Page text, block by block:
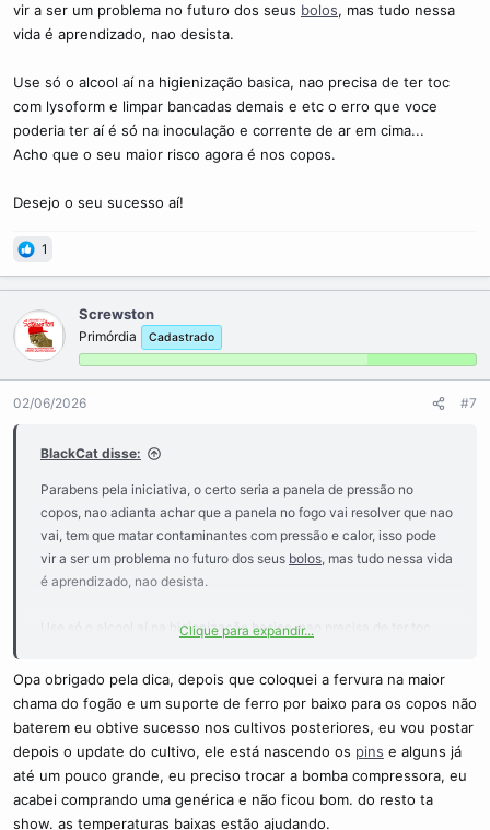
vir a ser um problema no futuro dos seus bolos, mas tudo nessa
vida é aprendizado, nao desista.
Use só o alcool aí na higienização basica, nao precisa de ter toc
com lysoform e limpar bancadas demais e etc o erro que voce
poderia ter aí é só na inoculação e corrente de ar em cima...
Acho que o seu maior risco agora é nos copos.
Desejo o seu sucesso aí!
1
Screwston
Primórdia Cadastrado
02/06/2026 #7
BlackCat disse:
Parabens pela iniciativa, o certo seria a panela de pressão no
copos, nao adianta achar que a panela no fogo vai resolver que nao
vai, tem que matar contaminantes com pressão e calor, isso pode
vir a ser um problema no futuro dos seus bolos, mas tudo nessa vida
é aprendizado, nao desista.
Use só o alcool aí na higienização basica, nao precisa de ter toc
poderia ter aí é só na inoculação e corrente de ar em cima...
Acho que o seu maior risco agora é nos copos.
Desejo o seu sucesso aí!
Clique para expandir...
Opa obrigado pela dica, depois que coloquei a fervura na maior
chama do fogão e um suporte de ferro por baixo para os copos não
baterem eu obtive sucesso nos cultivos posteriores, eu vou postar
depois o update do cultivo, ele está nascendo os pins e alguns já
até um pouco grande, eu preciso trocar a bomba compressora, eu
acabei comprando uma genérica e não ficou bom. do resto ta
show. as temperaturas baixas estão ajudando.